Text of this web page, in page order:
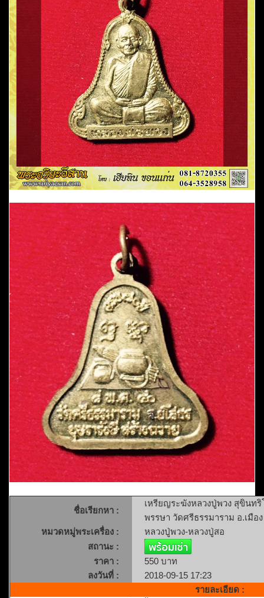
ชื่อเรียกหา :
เหรียญระฆังหลวงปู่พวง สุขินท
พรรษา วัดศรีธรรมาราม อ.เมือ
หมวดหมู่พระเครื่อง :
หลวงปู่พวง-หลวงปู่สอ
สถานะ :
ราคา :
550 บาท
ลงวันที่ :
2018-09-15 17:23
รายละเอียด :